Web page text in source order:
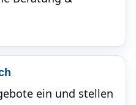
ein und stellen